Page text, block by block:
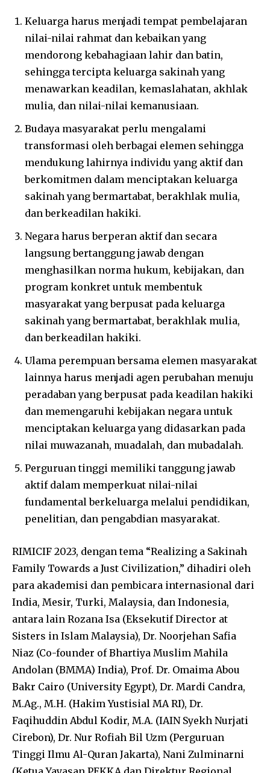
Keluarga harus menjadi tempat pembelajaran
nilai-nilai rahmat dan kebaikan yang
mendorong kebahagiaan lahir dan batin,
sehingga tercipta keluarga sakinah yang
menawarkan keadilan, kemaslahatan, akhlak
mulia, dan nilai-nilai kemanusiaan.
Budaya masyarakat perlu mengalami
transformasi oleh berbagai elemen sehingga
mendukung lahirnya individu yang aktif dan
berkomitmen dalam menciptakan keluarga
sakinah yang bermartabat, berakhlak mulia,
dan berkeadilan hakiki.
Negara harus berperan aktif dan secara
langsung bertanggung jawab dengan
menghasilkan norma hukum, kebijakan, dan
program konkret untuk membentuk
masyarakat yang berpusat pada keluarga
sakinah yang bermartabat, berakhlak mulia,
dan berkeadilan hakiki.
Ulama perempuan bersama elemen masyarakat
lainnya harus menjadi agen perubahan menuju
peradaban yang berpusat pada keadilan hakiki
dan memengaruhi kebijakan negara untuk
menciptakan keluarga yang didasarkan pada
nilai muwazanah, muadalah, dan mubadalah.
Perguruan tinggi memiliki tanggung jawab
aktif dalam memperkuat nilai-nilai
fundamental berkeluarga melalui pendidikan,
penelitian, dan pengabdian masyarakat.
RIMICIF 2023, dengan tema “Realizing a Sakinah
Family Towards a Just Civilization,” dihadiri oleh
para akademisi dan pembicara internasional dari
India, Mesir, Turki, Malaysia, dan Indonesia,
antara lain Rozana Isa (Eksekutif Director at
Sisters in Islam Malaysia), Dr. Noorjehan Safia
Niaz (Co-founder of Bhartiya Muslim Mahila
Andolan (BMMA) India), Prof. Dr. Omaima Abou
Bakr Cairo (University Egypt), Dr. Mardi Candra,
M.Ag., M.H. (Hakim Yustisial MA RI), Dr.
Faqihuddin Abdul Kodir, M.A. (IAIN Syekh Nurjati
Cirebon), Dr. Nur Rofiah Bil Uzm (Perguruan
Tinggi Ilmu Al-Quran Jakarta), Nani Zulminarni